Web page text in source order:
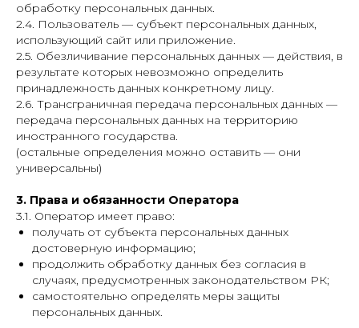
обработку персональных данных.
2.4. Пользователь — субъект персональных данных,
использующий сайт или приложение.
2.5. Обезличивание персональных данных — действия, в
результате которых невозможно определить
принадлежность данных конкретному лицу.
2.6. Трансграничная передача персональных данных —
передача персональных данных на территорию
иностранного государства.
(остальные определения можно оставить — они
универсальны)
3. Права и обязанности Оператора
3.1. Оператор имеет право:
получать от субъекта персональных данных
достоверную информацию;
продолжить обработку данных без согласия в
случаях, предусмотренных законодательством РК;
самостоятельно определять меры защиты
персональных данных.